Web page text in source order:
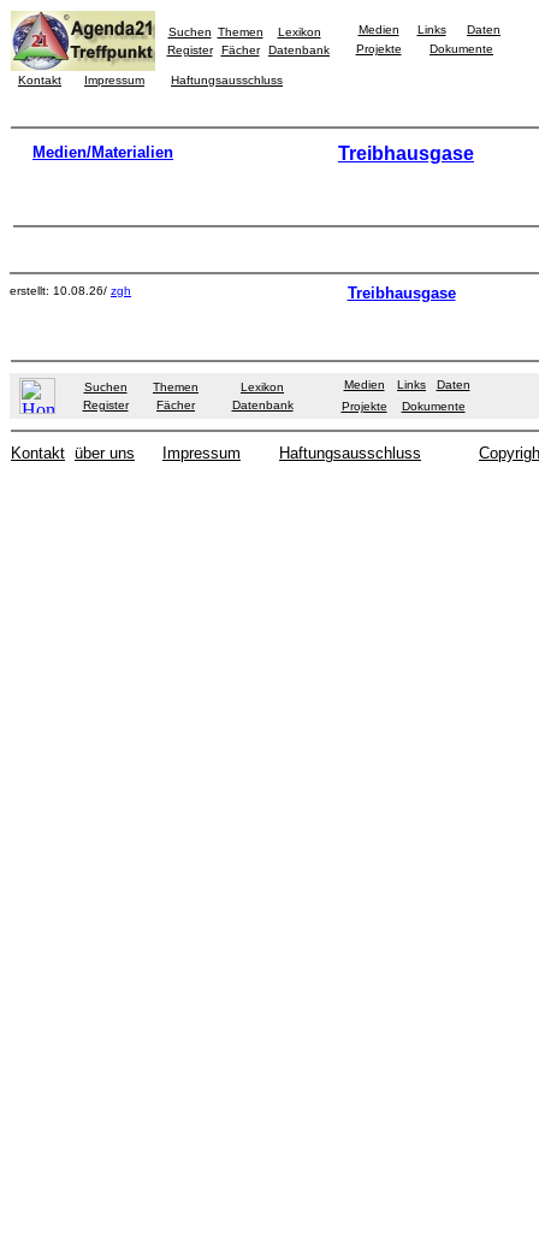
Suchen Themen
Lexikon
Register
Fächer Datenbank
Medien Links
Daten
Projekte
Dokumente
Kontakt Impressum Haftungsausschluss
Medien/Materialien Treibhausgase
erstellt: 10.08.26/ zgh Treibhausgase
Suchen Themen
Lexikon
Register
Fächer Datenbank
Medien Links
Daten
Projekte
Dokumente
Kontakt über uns Impressum Haftungsausschluss